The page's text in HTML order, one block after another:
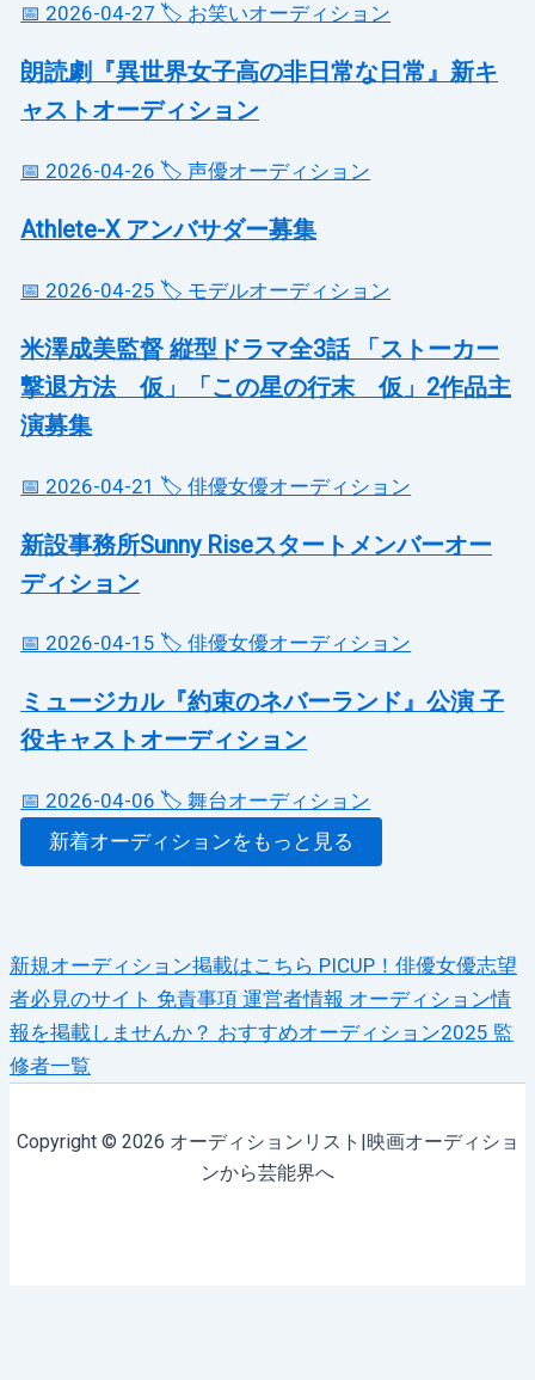
📅 2026-04-27 🏷️ お笑いオーディション
朗読劇『異世界女子高の非日常な日常』新キ
ャストオーディション
📅 2026-04-26 🏷️ 声優オーディション
Athlete-X アンバサダー募集
📅 2026-04-25 🏷️ モデルオーディション
米澤成美監督 縦型ドラマ全3話 「ストーカー
撃退方法 仮」「この星の行末 仮」2作品主
演募集
📅 2026-04-21 🏷️ 俳優女優オーディション
新設事務所Sunny Riseスタートメンバーオー
ディション
📅 2026-04-15 🏷️ 俳優女優オーディション
ミュージカル『約束のネバーランド』公演 子
役キャストオーディション
📅 2026-04-06 🏷️ 舞台オーディション
新着オーディションをもっと見る
新規オーディション掲載はこちら PICUP！俳優女優志望
者必見のサイト 免責事項 運営者情報 オーディション情
報を掲載しませんか？ おすすめオーディション2025 監
修者一覧
Copyright © 2026 オーディションリスト|映画オーディショ
ンから芸能界へ